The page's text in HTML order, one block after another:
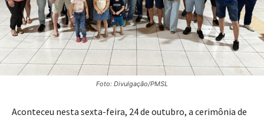
Foto: Divulgação/PMSL
Aconteceu nesta sexta-feira, 24 de outubro, a cerimônia de